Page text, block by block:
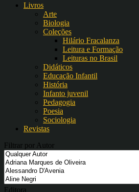
Livros
Arte
Biologia
Coleções
Hilário Fracalanza
Leitura e Formação
Leituras no Brasil
Didáticos
Educação Infantil
História
Infanto juvenil
Pedagogia
Poesia
Sociologia
Revistas
Filtrar por Autor
Editora